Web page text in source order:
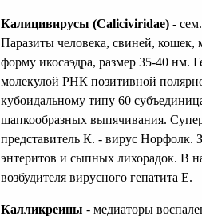
Калицивирусы (Caliciviridae) -
Паразиты человека, свиней,
форму икосаэдра, размер 35-40 нм.
молекулой РНК позитивной
кубоидальному типу 60
шапкообразных выпячивания.
представитель К. - вирус Норфолк.
энтеритов и сыпных лихорадок. В
возбудителя вирусного гепатита Е.
Калликреины - медиаторы